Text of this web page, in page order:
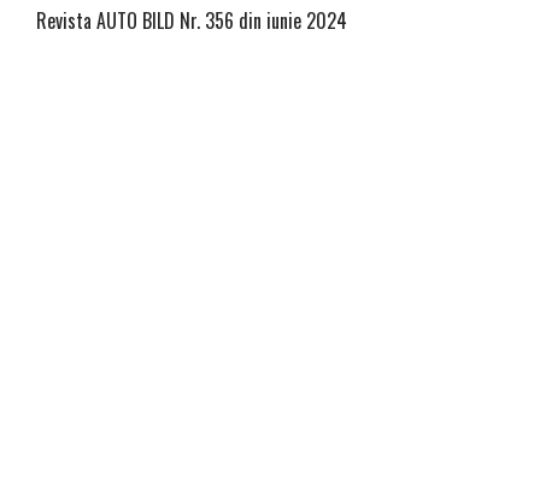
Revista AUTO BILD Nr. 356 din iunie 2024